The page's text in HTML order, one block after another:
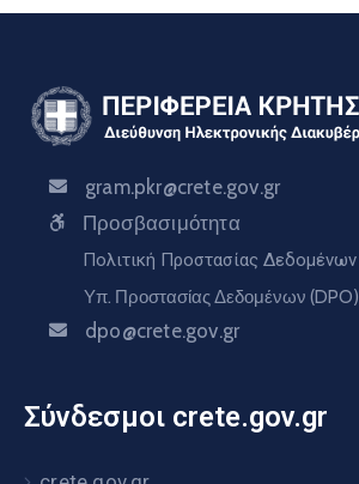
gram.pkr@crete.gov.gr
Προσβασιμότητα
Πολιτική Προστασίας Δεδομένων
Υπ. Προστασίας Δεδομένων (DPO)
dpo@crete.gov.gr
Σύνδεσμοι crete.gov.gr